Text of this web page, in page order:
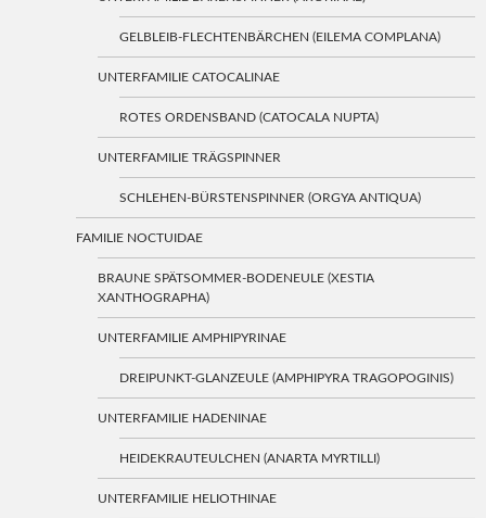
GELBLEIB-FLECHTENBÄRCHEN (EILEMA COMPLANA)
UNTERFAMILIE CATOCALINAE
ROTES ORDENSBAND (CATOCALA NUPTA)
UNTERFAMILIE TRÄGSPINNER
SCHLEHEN-BÜRSTENSPINNER (ORGYA ANTIQUA)
FAMILIE NOCTUIDAE
BRAUNE SPÄTSOMMER-BODENEULE (XESTIA
XANTHOGRAPHA)
UNTERFAMILIE AMPHIPYRINAE
DREIPUNKT-GLANZEULE (AMPHIPYRA TRAGOPOGINIS)
UNTERFAMILIE HADENINAE
HEIDEKRAUTEULCHEN (ANARTA MYRTILLI)
UNTERFAMILIE HELIOTHINAE